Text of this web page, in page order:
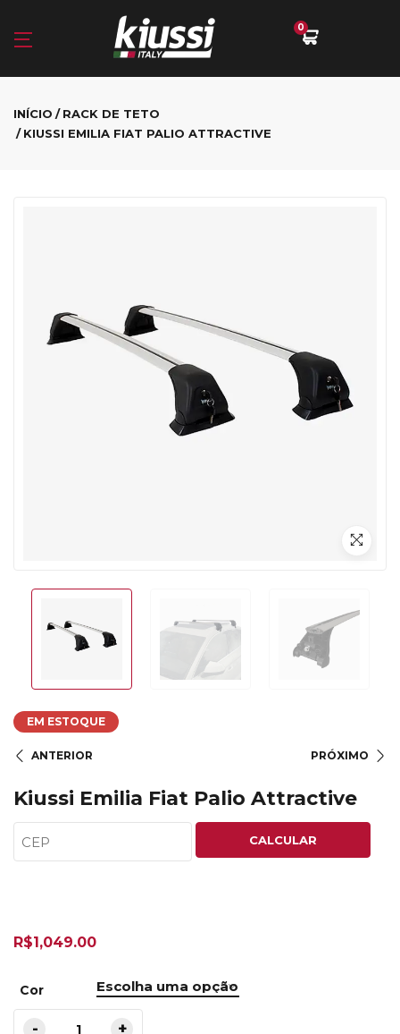
0
INÍCIO
RACK DE TETO
KIUSSI EMILIA FIAT PALIO ATTRACTIVE
EM ESTOQUE
ANTERIOR PRÓXIMO
Kiussi Emilia Fiat Palio Attractive
CALCULAR
R$1,049.00
Cor